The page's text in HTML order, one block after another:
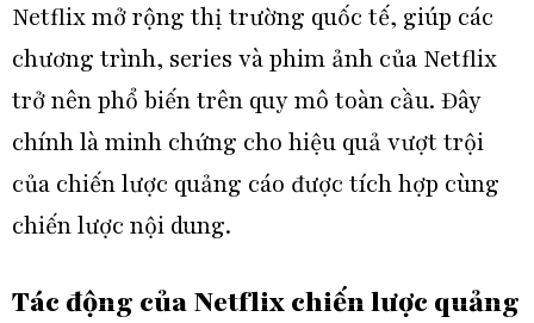
Netflix mở rộng thị trường quốc tế, giúp các
chương trình, series và phim ảnh của Netflix
trở nên phổ biến trên quy mô toàn cầu. Đây
chính là minh chứng cho hiệu quả vượt trội
của chiến lược quảng cáo được tích hợp cùng
chiến lược nội dung.
Tác động của Netflix chiến lược quảng